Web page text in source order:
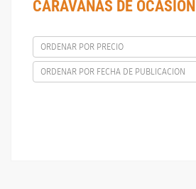
CARAVANAS DE OCASION
ORDENAR POR PRECIO
ORDENAR POR FECHA DE PUBLICACION